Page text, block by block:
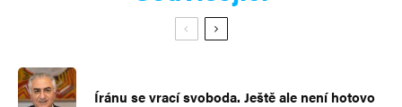
Íránu se vrací svoboda. Ještě ale není hotovo